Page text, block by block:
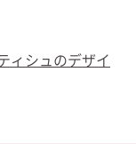
ィシュのデザイ